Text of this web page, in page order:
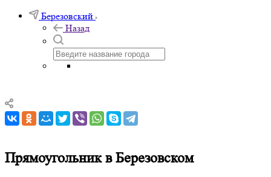
Березовский
Назад
Прямоугольник в Березовском